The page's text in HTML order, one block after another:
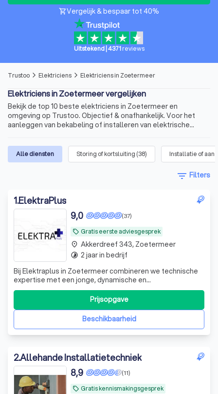
shopping_cartVergelijk & bespaar tot 40%
Uitstekend| 4371 reviews
Trustoo arrow_forward_ios Elektriciens arrow_forward_ios Elektriciens in Zoetermeer
Elektriciens in Zoetermeer vergelijken
Bekijk de top 10 beste elektriciens in Zoetermeer en
omgeving op Trustoo. Objectief & onafhankelijk. Voor het
aanleggen van bekabeling of installeren van elektrische
Alle diensten Storing of kortsluiting (38) Installatie of
filter_list Filters
1.ElektraPlus
local_offer Gratis eerste adviesgesprek
(37)
9,0
Bij Elektraplus in Zoetermeer combineren we technische
expertise met een jonge, dynamische en
toekomstgerichte aanpak.
Beschikbaarheid
Prijsopgave
place Akkerdreef 343, Zoetermeer
timelapse 2 jaar in bedrijf
2.Allehande Installatietechniek
local_offer Gratis kennismakingsgesprek
(11)
8,9